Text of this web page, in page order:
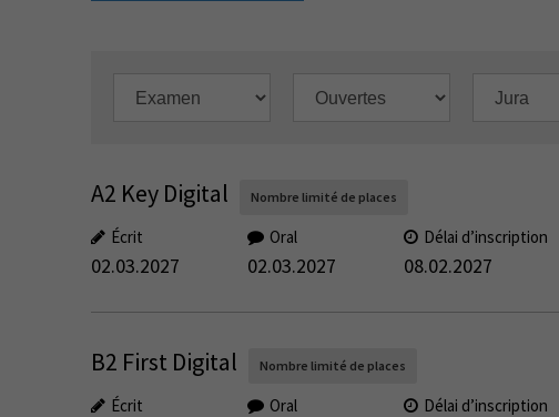
A2 Key Digital Nombre limité de places
Écrit
02.03.2027
Oral
02.03.2027
Délai d’inscription
08.02.2027
B2 First Digital Nombre limité de places
Écrit Oral Délai d’inscription